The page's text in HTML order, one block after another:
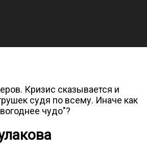
Кризис сказывается и
судя по всему. Иначе как
чудо"?